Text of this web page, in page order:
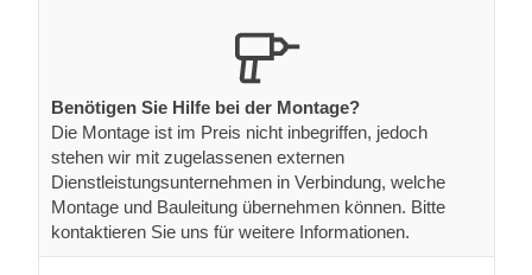
Benötigen Sie Hilfe bei der Montage?
Die Montage ist im Preis nicht inbegriffen, jedoch
stehen wir mit zugelassenen externen
Dienstleistungsunternehmen in Verbindung, welche
Montage und Bauleitung übernehmen können. Bitte
kontaktieren Sie uns für weitere Informationen.